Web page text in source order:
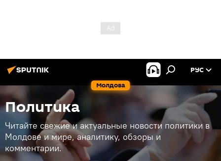
Молдова
РУС
Политика
Читайте свежие и актуальные новости политики в
Молдове и мире, аналитику, обзоры и
комментарии.